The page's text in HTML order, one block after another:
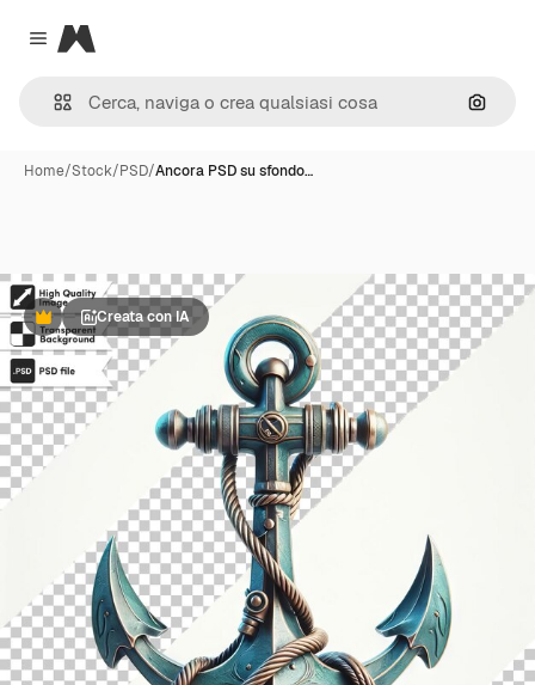
Close menu
Magnific
Cerca
Home/Stock/PSD/Ancora PSD su sfondo…
PremiumCreata con IA